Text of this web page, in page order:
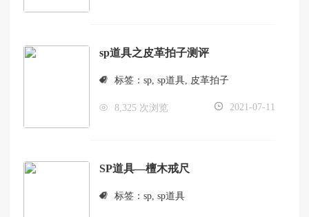
sp道具之皮革拍子测评
标签：sp,sp道具, 皮革拍子
8,325 次浏览 2021-07-11
SP道具—檀木戒尺
标签：sp,sp道具